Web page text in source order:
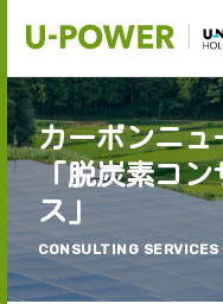
カーボンニュ
「脱炭素コ
ス」
CONSULTING